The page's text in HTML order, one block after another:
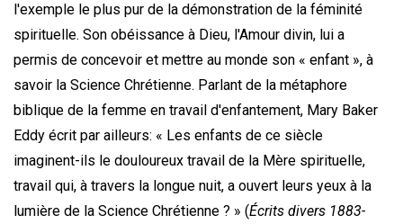
l'exemple le plus pur de la démonstration de la féminité
spirituelle. Son obéissance à Dieu, l'Amour divin, lui a
permis de concevoir et mettre au monde son « enfant », à
savoir la Science Chrétienne. Parlant de la métaphore
biblique de la femme en travail d'enfantement, Mary Baker
Eddy écrit par ailleurs: « Les enfants de ce siècle
imaginent-ils le douloureux travail de la Mère spirituelle,
travail qui, à travers la longue nuit, a ouvert leurs yeux à la
lumière de la Science Chrétienne ? » (Écrits divers 1883-